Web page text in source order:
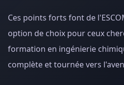
Ces points forts font de
option de choix pour ceux
formation en ingénierie
complète et tournée vers